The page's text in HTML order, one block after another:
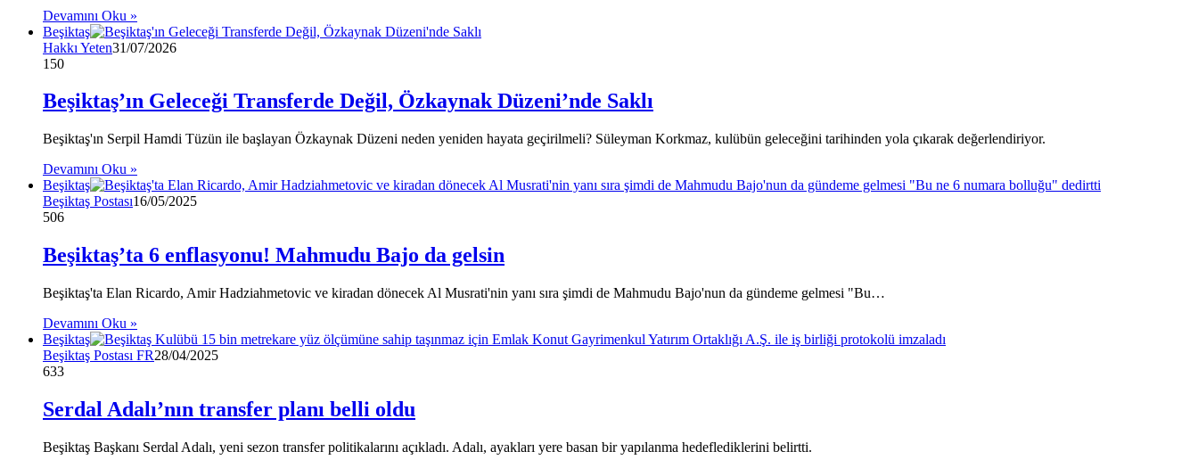
Devamını Oku »
Beşiktaş
Hakkı Yeten31/07/2026
150
Beşiktaş’ın Geleceği Transferde Değil, Özkaynak Düzeni’nde Saklı
Beşiktaş'ın Serpil Hamdi Tüzün ile başlayan Özkaynak Düzeni neden yeniden hayata geçirilmeli? Süleyman Korkmaz, kulübün geleceğini tarihinden yola çıkarak değerlendiriyor.
Devamını Oku »
Beşiktaş
Beşiktaş Postası16/05/2025
506
Beşiktaş’ta 6 enflasyonu! Mahmudu Bajo da gelsin
Beşiktaş'ta Elan Ricardo, Amir Hadziahmetovic ve kiradan dönecek Al Musrati'nin yanı sıra şimdi de Mahmudu Bajo'nun da gündeme gelmesi "Bu…
Devamını Oku »
Beşiktaş
Beşiktaş Postası FR28/04/2025
633
Serdal Adalı’nın transfer planı belli oldu
Beşiktaş Başkanı Serdal Adalı, yeni sezon transfer politikalarını açıkladı. Adalı, ayakları yere basan bir yapılanma hedeflediklerini belirtti.